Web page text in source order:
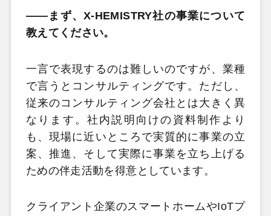
――まず、X-HEMISTRY社の事業について
教えてください。
一言で表現するのは難しいのですが、業種
で言うとコンサルティングです。ただし、
従来のコンサルティング会社とは大きく異
なります。社内説明向けの資料制作より
も、現場に近いところで実質的に事業の立
案、推進、そして実際に事業を立ち上げる
ための伴走活動を得意としています。
クライアント企業のスマートホームやIoTプ